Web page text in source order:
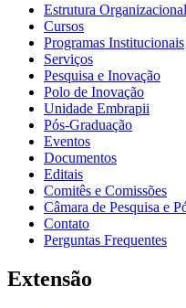
Estrutura Organizacional
Cursos
Programas Institucionais
Serviços
Pesquisa e Inovação
Polo de Inovação
Unidade Embrapii
Pós-Graduação
Eventos
Documentos
Editais
Comitês e Comissões
Câmara de Pesquisa e
Contato
Perguntas Frequentes
Extensão